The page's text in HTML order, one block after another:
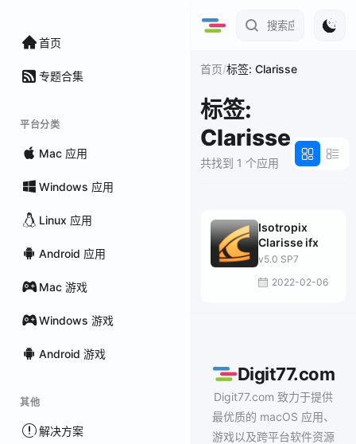
首页
专题合集
平台分类
Mac 应用
Windows 应用
Linux 应用
Android 应用
Mac 游戏
Windows 游戏
Android 游戏
其他
解决方案
首页/标签: Clarisse
标签:
Clarisse
共找到 1 个应用
Isotropix
Clarisse ifx
v5.0 SP7
2022-02-06
Digit77.com
Digit77.com 致力于提供
最优质的 macOS 应用、
游戏以及跨平台软件资源